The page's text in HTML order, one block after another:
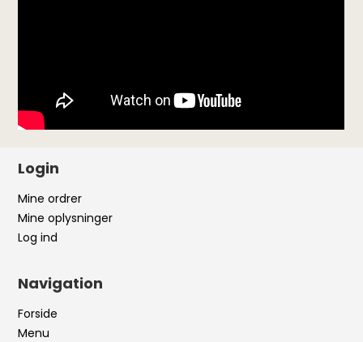
Login
Mine ordrer
Mine oplysninger
Log ind
Navigation
Forside
Menu